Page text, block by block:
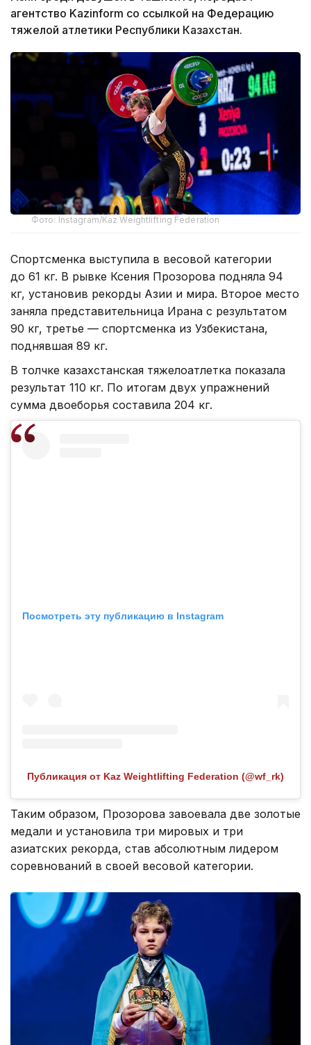
агентство Kazinform со ссылкой на Федерацию
тяжелой атлетики Республики Казахстан.
Фото: Instagram/Kaz Weightlifting Federation
Спортсменка выступила в весовой категории
до 61 кг. В рывке Ксения Прозорова подняла 94
кг, установив рекорды Азии и мира. Второе место
заняла представительница Ирана с результатом
90 кг, третье — спортсменка из Узбекистана,
поднявшая 89 кг.
В толчке казахстанская тяжелоатлетка показала
результат 110 кг. По итогам двух упражнений
сумма двоеборья составила 204 кг.
Посмотреть эту публикацию в Instagram
Публикация от Kaz Weightlifting Federation (@wf_rk)
Таким образом, Прозорова завоевала две золотые
медали и установила три мировых и три
азиатских рекорда, став абсолютным лидером
соревнований в своей весовой категории.